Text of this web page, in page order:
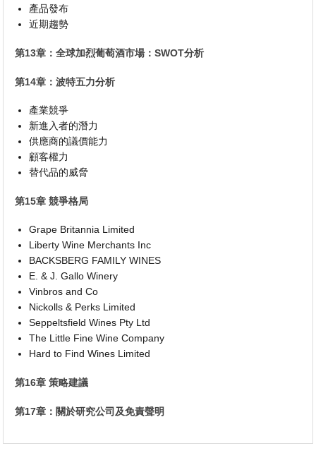
產品發布
近期趨勢
第13章：全球加烈葡萄酒市場：SWOT分析
第14章：波特五力分析
產業競爭
新進入者的潛力
供應商的議價能力
顧客權力
替代品的威脅
第15章 競爭格局
Grape Britannia Limited
Liberty Wine Merchants Inc
BACKSBERG FAMILY WINES
E. & J. Gallo Winery
Vinbros and Co
Nickolls & Perks Limited
Seppeltsfield Wines Pty Ltd
The Little Fine Wine Company
Hard to Find Wines Limited
第16章 策略建議
第17章：關於研究公司及免責聲明